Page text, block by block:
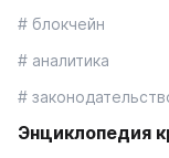
# блокчейн
# аналитика
#
Энциклопедия